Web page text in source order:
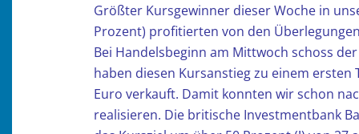
Größter Kursgewinner dieser Woche in
Prozent) profitierten von den
Bei Handelsbeginn am Mittwoch schoss
haben diesen Kursanstieg zu einem ersten
Euro verkauft. Damit konnten wir schon
realisieren. Die britische Investmentbank